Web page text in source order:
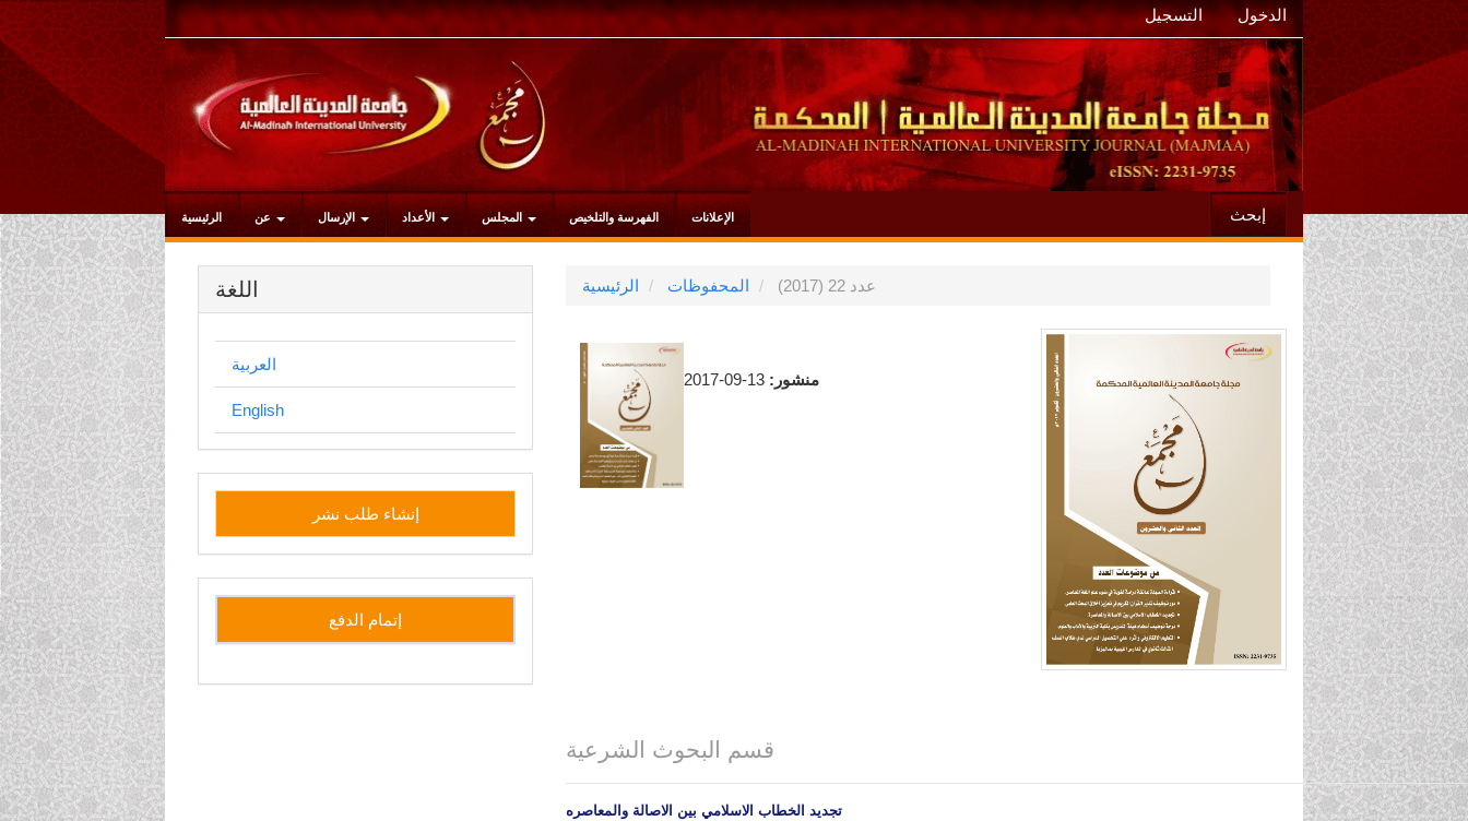
التنقل
الرئيسي
المحتوى
الرئيسي
الشريط
الجانبي
التسجيل الدخول
الرئيسية عن الأعداد الفهرسة والتلخيص الإعلانات إبحث
الرئيسية المحفوظات عدد 22 (2017)
منشور:13-09-2017
قسم البحوث الشرعية
تجديد الخطاب الاسلامي بين الاصالة والمعاصره
اللغة
العربية
English
إنشاء
طلب
نشر
إنشاء طلب نشر
side
إتمام الدفع